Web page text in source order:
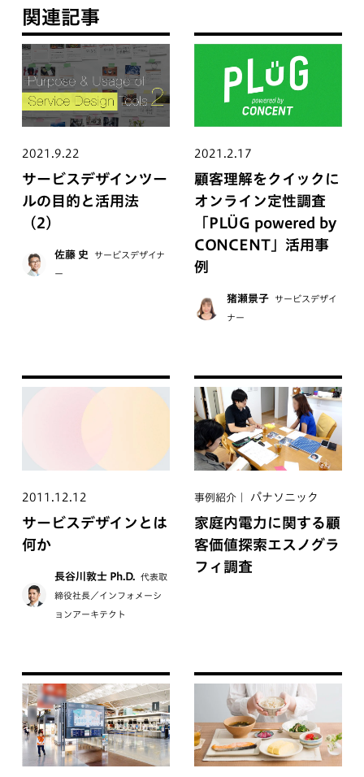
関連記事
2021.9.22
サービスデザインツー
ルの目的と活用法
（2）
佐藤 史 サービスデザイナ
ー
2021.2.17
顧客理解をクイックに
オンライン定性調査
「PLÜG powered by
CONCENT」活用事
例
猪瀬景子 サービスデザイ
ナー
2011.12.12
サービスデザインとは
何か
長谷川敦士 Ph.D. 代表取
締役社長／インフォメーシ
ョンアーキテクト
事例紹介 パナソニック
家庭内電力に関する顧
客価値探索エスノグラ
フィ調査